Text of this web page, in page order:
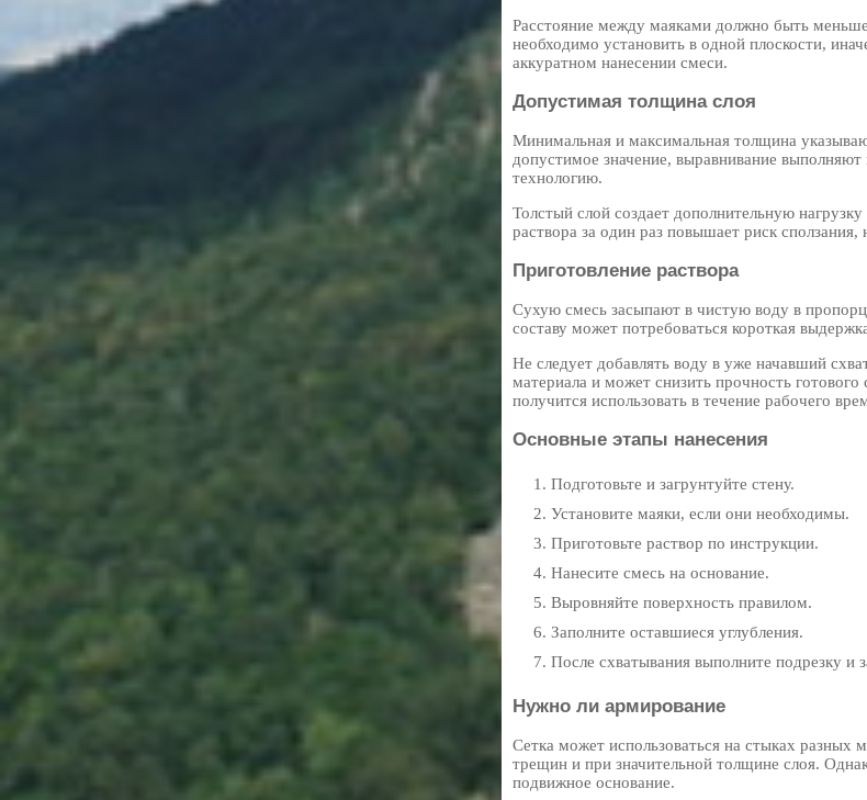
Расстояние между маяками должно быть
необходимо установить в одной плоскости,
аккуратном нанесении смеси.
Допустимая толщина слоя
Минимальная и максимальная толщина
допустимое значение, выравнивание
технологию.
Толстый слой создает дополнительную
раствора за один раз повышает риск
Приготовление раствора
Сухую смесь засыпают в чистую воду в
составу может потребоваться короткая
Не следует добавлять воду в уже начавший
материала и может снизить прочность
получится использовать в течение рабочего
Основные этапы нанесения
Подготовьте и загрунтуйте стену.
Установите маяки, если они необходимы.
Приготовьте раствор по инструкции.
Нанесите смесь на основание.
Выровняйте поверхность правилом.
Заполните оставшиеся углубления.
После схватывания выполните подрезку и
Нужно ли армирование
Сетка может использоваться на стыках разных
трещин и при значительной толщине слоя.
подвижное основание.